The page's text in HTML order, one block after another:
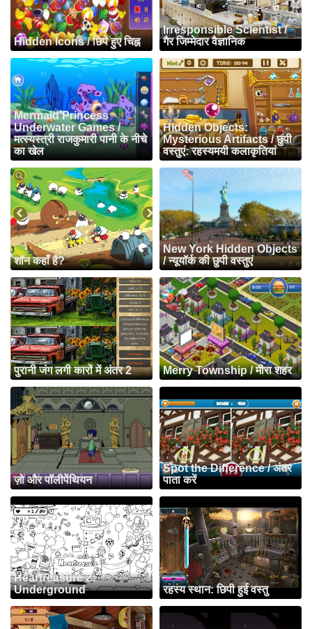
Hidden Icons / छिपे हुए चिह्न
Irresponsible Scientist /
गैर जिम्मेदार वैज्ञानिक
Mermaid Princess
Underwater Games /
मत्स्यस्त्री राजकुमारी पानी के नीचे
का खेल
Hidden Objects:
Mysterious Artifacts / छुपी
वस्तुएं: रहस्यमयी कलाकृतियां
शॉन कहाँ है?
New York Hidden Objects
/ न्यूयॉर्क की छुपी वस्तुएं
पुरानी जंग लगी कारों में अंतर 2 Merry Township / मीरा शहर
ज़ो और पॉलीपेंथियन
Spot the Difference / अंतर
पाता करें
Heartreasure 2:
Underground
रहस्य स्थान: छिपी हुई वस्तु